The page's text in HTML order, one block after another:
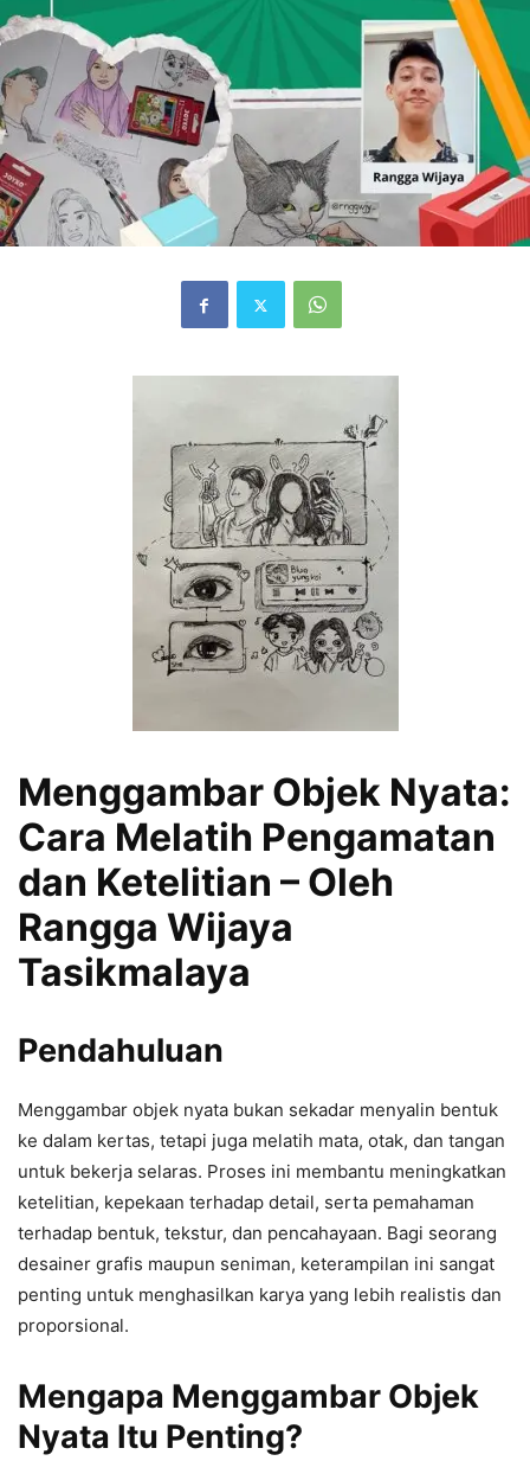
Menggambar Objek Nyata:
Cara Melatih Pengamatan
dan Ketelitian – Oleh
Rangga Wijaya
Tasikmalaya
Pendahuluan
Menggambar objek nyata bukan sekadar menyalin bentuk
ke dalam kertas, tetapi juga melatih mata, otak, dan tangan
untuk bekerja selaras. Proses ini membantu meningkatkan
ketelitian, kepekaan terhadap detail, serta pemahaman
terhadap bentuk, tekstur, dan pencahayaan. Bagi seorang
desainer grafis maupun seniman, keterampilan ini sangat
penting untuk menghasilkan karya yang lebih realistis dan
proporsional.
Mengapa Menggambar Objek
Nyata Itu Penting?